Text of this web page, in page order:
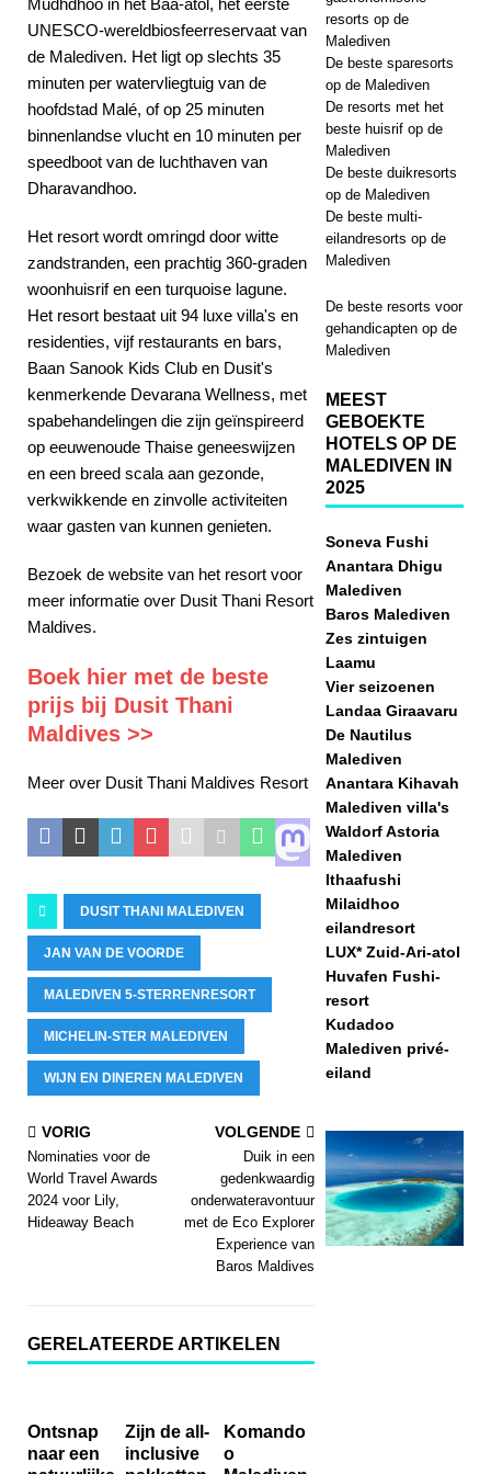
UNESCO-wereldbiosfeerreservaat van
de Malediven. Het ligt op slechts 35
minuten per watervliegtuig van de
hoofdstad Malé, of op 25 minuten
binnenlandse vlucht en 10 minuten per
speedboot van de luchthaven van
Dharavandhoo.
Het resort wordt omringd door witte
zandstranden, een prachtig 360-graden
woonhuisrif en een turquoise lagune.
Het resort bestaat uit 94 luxe villa's en
residenties, vijf restaurants en bars,
Baan Sanook Kids Club en Dusit's
kenmerkende Devarana Wellness, met
spabehandelingen die zijn geïnspireerd
op eeuwenoude Thaise geneeswijzen
en een breed scala aan gezonde,
verkwikkende en zinvolle activiteiten
waar gasten van kunnen genieten.
Bezoek de website van het resort voor
meer informatie over Dusit Thani Resort
Maldives.
Boek hier met de beste
prijs bij Dusit Thani
Maldives >>
Meer over Dusit Thani Maldives Resort
DUSIT THANI MALEDIVEN
JAN VAN DE VOORDE
MALEDIVEN 5-STERRENRESORT
MICHELIN-STER MALEDIVEN
WIJN EN DINEREN MALEDIVEN
VORIG
Nominaties voor de
World Travel Awards
2024 voor Lily,
Hideaway Beach
VOLGENDE
Duik in een
gedenkwaardig
onderwateravontuur
met de Eco Explorer
Experience van
Baros Maldives
GERELATEERDE ARTIKELEN
Ontsnap
naar een
Zijn de all-
inclusive
Komando
o
resorts op de
Malediven
De beste sparesorts
op de Malediven
De resorts met het
beste huisrif op de
Malediven
De beste duikresorts
op de Malediven
De beste multi-
eilandresorts op de
Malediven
De beste resorts voor
gehandicapten op de
Malediven
MEEST
GEBOEKTE
HOTELS OP DE
MALEDIVEN IN
2025
Soneva Fushi
Anantara Dhigu
Malediven
Baros Malediven
Zes zintuigen
Laamu
Vier seizoenen
Landaa Giraavaru
De Nautilus
Malediven
Anantara Kihavah
Malediven villa's
Waldorf Astoria
Malediven
Ithaafushi
Milaidhoo
eilandresort
LUX* Zuid-Ari-atol
Huvafen Fushi-
resort
Kudadoo
Malediven privé-
eiland